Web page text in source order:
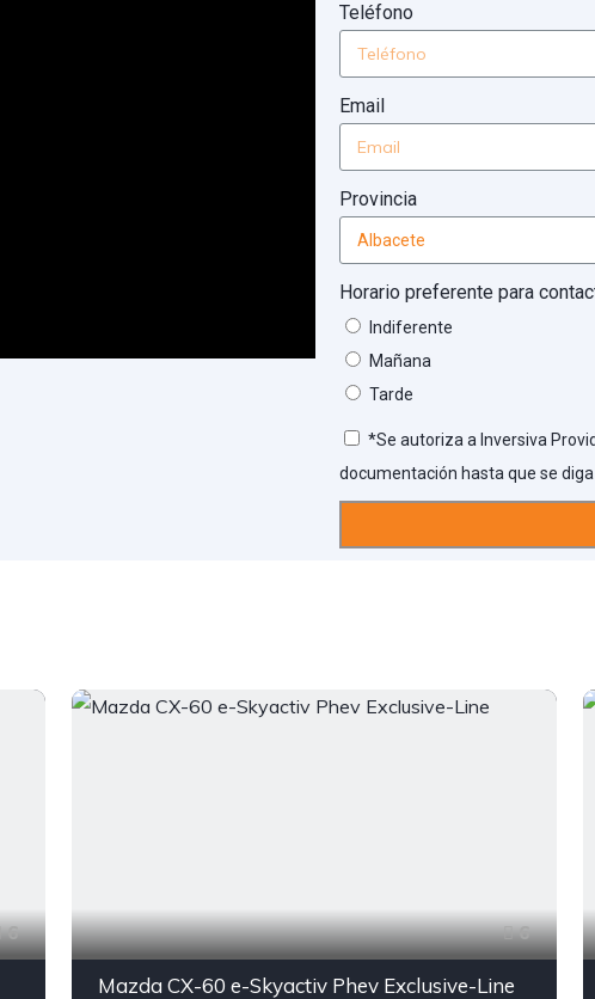
Teléfono
Email
Provincia
Horario preferente para
Indiferente
Mañana
Tarde
*Se autoriza a Inversiva
documentación hasta que se
6 6
Mazda CX-60 e-Skyactiv Phev Exclusive-Line